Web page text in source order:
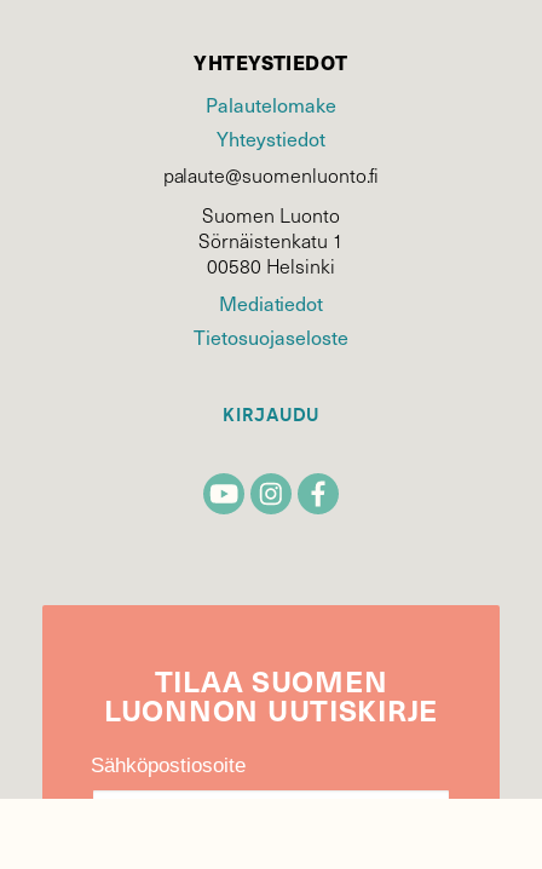
YHTEYSTIEDOT
Palautelomake
Yhteystiedot
palaute@suomenluonto.fi
Suomen Luonto
Sörnäistenkatu 1
00580 Helsinki
Mediatiedot
Tietosuojaseloste
KIRJAUDU
TILAA SUOMEN
LUONNON UUTIS­KIRJE
Sähköpostiosoite